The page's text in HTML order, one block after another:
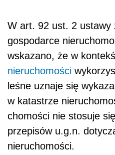
W art. 92 ust. 2 ustawy
gospodarce
wskazano, że w
nieruchomości
leśne uznaje się
w katastrze
chomości nie stosuje się
przepisów u.g.n.
nieruchomości.